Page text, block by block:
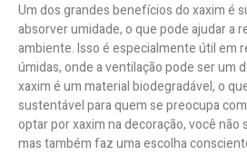
Um dos grandes benefícios do xaxim é
absorver umidade, o que pode ajudar a
ambiente. Isso é especialmente útil em
úmidas, onde a ventilação pode ser um
xaxim é um material biodegradável, o
sustentável para quem se preocupa
optar por xaxim na decoração, você não
mas também faz uma escolha